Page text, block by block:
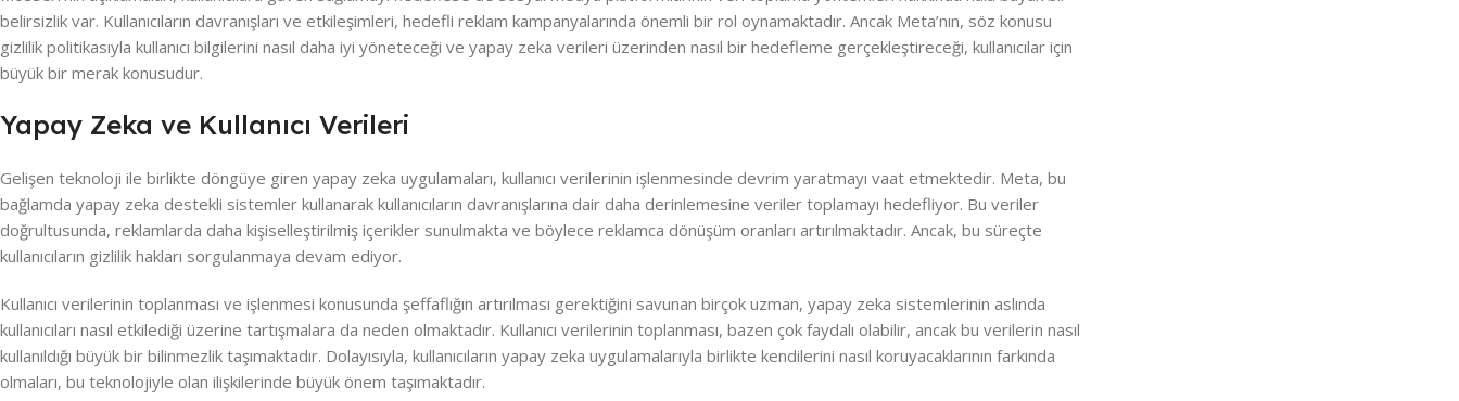
belirsizlik var. Kullanıcıların davranışları ve etkileşimleri, hedefli reklam kampanyalarında önemli bir rol oynamaktadır. Ancak Meta’nın, söz konusu
gizlilik politikasıyla kullanıcı bilgilerini nasıl daha iyi yöneteceği ve yapay zeka verileri üzerinden nasıl bir hedefleme gerçekleştireceği, kullanıcılar için
büyük bir merak konusudur.
Yapay Zeka ve Kullanıcı Verileri
Gelişen teknoloji ile birlikte döngüye giren yapay zeka uygulamaları, kullanıcı verilerinin işlenmesinde devrim yaratmayı vaat etmektedir. Meta, bu
bağlamda yapay zeka destekli sistemler kullanarak kullanıcıların davranışlarına dair daha derinlemesine veriler toplamayı hedefliyor. Bu veriler
doğrultusunda, reklamlarda daha kişiselleştirilmiş içerikler sunulmakta ve böylece reklamca dönüşüm oranları artırılmaktadır. Ancak, bu süreçte
kullanıcıların gizlilik hakları sorgulanmaya devam ediyor.
Kullanıcı verilerinin toplanması ve işlenmesi konusunda şeffaflığın artırılması gerektiğini savunan birçok uzman, yapay zeka sistemlerinin aslında
kullanıcıları nasıl etkilediği üzerine tartışmalara da neden olmaktadır. Kullanıcı verilerinin toplanması, bazen çok faydalı olabilir, ancak bu verilerin nasıl
kullanıldığı büyük bir bilinmezlik taşımaktadır. Dolayısıyla, kullanıcıların yapay zeka uygulamalarıyla birlikte kendilerini nasıl koruyacaklarının farkında
olmaları, bu teknolojiyle olan ilişkilerinde büyük önem taşımaktadır.